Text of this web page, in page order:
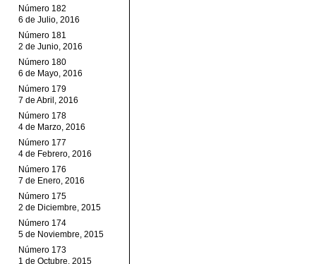
Número 182
6 de Julio, 2016
Número 181
2 de Junio, 2016
Número 180
6 de Mayo, 2016
Número 179
7 de Abril, 2016
Número 178
4 de Marzo, 2016
Número 177
4 de Febrero, 2016
Número 176
7 de Enero, 2016
Número 175
2 de Diciembre, 2015
Número 174
5 de Noviembre, 2015
Número 173
1 de Octubre, 2015